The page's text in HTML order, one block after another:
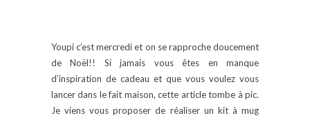
Youpi c’est mercredi et on se rapproche doucement
de Noël!! Si jamais vous êtes en manque
d’inspiration de cadeau et que vous voulez vous
lancer dans le fait maison, cette article tombe à pic.
Je viens vous proposer de réaliser un kit à mug